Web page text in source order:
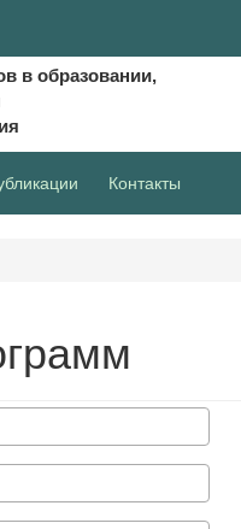
в образовании,
Контакты